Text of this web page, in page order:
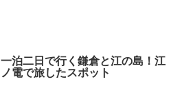
一泊二日で行く鎌倉と江の島！江
ノ電で旅したスポット